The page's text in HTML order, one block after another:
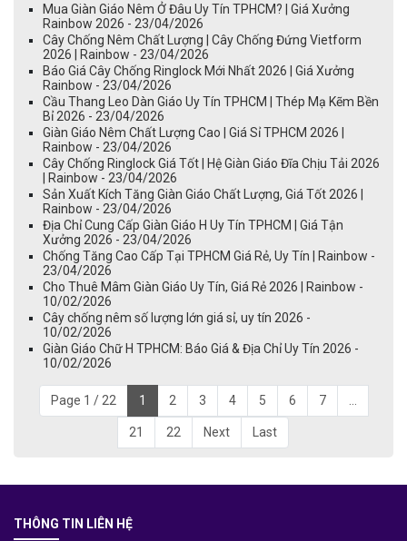
Mua Giàn Giáo Nêm Ở Đâu Uy Tín TPHCM? | Giá Xưởng
Rainbow 2026 - 23/04/2026
Cây Chống Nêm Chất Lượng | Cây Chống Đứng Vietform
2026 | Rainbow - 23/04/2026
Báo Giá Cây Chống Ringlock Mới Nhất 2026 | Giá Xưởng
Rainbow - 23/04/2026
Cầu Thang Leo Dàn Giáo Uy Tín TPHCM | Thép Mạ Kẽm Bền
Bỉ 2026 - 23/04/2026
Giàn Giáo Nêm Chất Lượng Cao | Giá Sỉ TPHCM 2026 |
Rainbow - 23/04/2026
Cây Chống Ringlock Giá Tốt | Hệ Giàn Giáo Đĩa Chịu Tải 2026
| Rainbow - 23/04/2026
Sản Xuất Kích Tăng Giàn Giáo Chất Lượng, Giá Tốt 2026 |
Rainbow - 23/04/2026
Địa Chỉ Cung Cấp Giàn Giáo H Uy Tín TPHCM | Giá Tận
Xưởng 2026 - 23/04/2026
Chống Tăng Cao Cấp Tại TPHCM Giá Rẻ, Uy Tín | Rainbow -
23/04/2026
Cho Thuê Mâm Giàn Giáo Uy Tín, Giá Rẻ 2026 | Rainbow -
10/02/2026
Cây chống nêm số lượng lớn giá sỉ, uy tín 2026 -
10/02/2026
Giàn Giáo Chữ H TPHCM: Báo Giá & Địa Chỉ Uy Tín 2026 -
10/02/2026
Page 1 / 22 1 2 3 4 5 6 7
21 22 Next Last
THÔNG TIN LIÊN HỆ